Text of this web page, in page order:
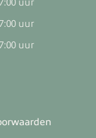
uur
uur
uur